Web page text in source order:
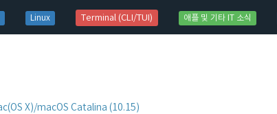
Linux Terminal (CLI/TUI) 애플 및 기타 IT 소식
X)/macOS Catalina (10.15)